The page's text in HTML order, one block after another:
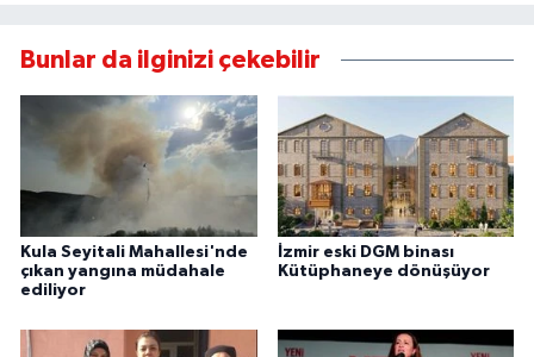
Bunlar da ilginizi çekebilir
Kula Seyitali Mahallesi'nde
çıkan yangına müdahale
ediliyor
İzmir eski DGM binası
Kütüphaneye dönüşüyor